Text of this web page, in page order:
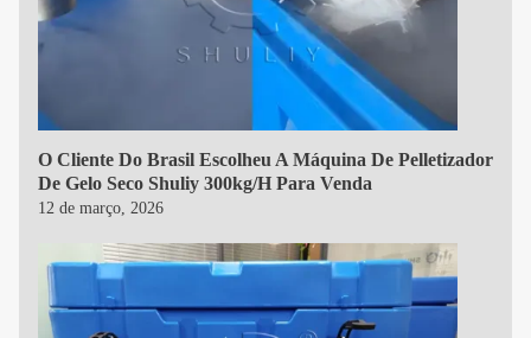
O Cliente Do Brasil Escolheu A Máquina De Pelletizador
De Gelo Seco Shuliy 300kg/h Para Venda
12 de março, 2026